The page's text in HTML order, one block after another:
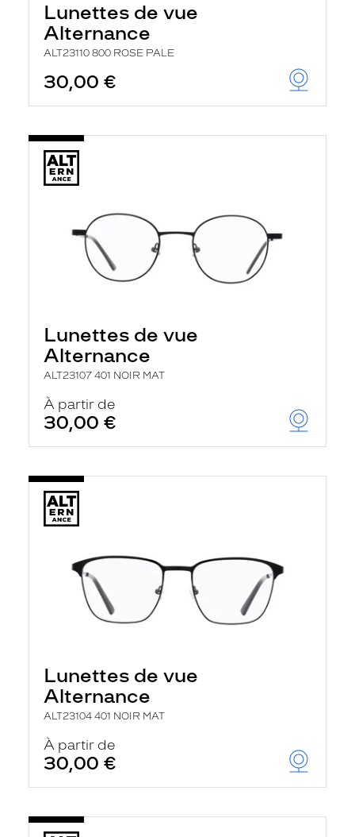
Lunettes de vue
Alternance
ALT23110 800 ROSE PALE
30,00 €
Lunettes de vue
Alternance
ALT23107 401 NOIR MAT
À partir de
30,00 €
Lunettes de vue
Alternance
ALT23104 401 NOIR MAT
À partir de
30,00 €